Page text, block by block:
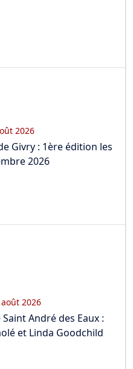
2026
Givry : 1ère édition les
2026
2026
André des Eaux :
et Linda Goodchild